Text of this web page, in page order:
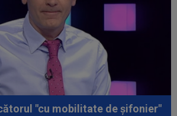
"cu mobilitate de șifonier"